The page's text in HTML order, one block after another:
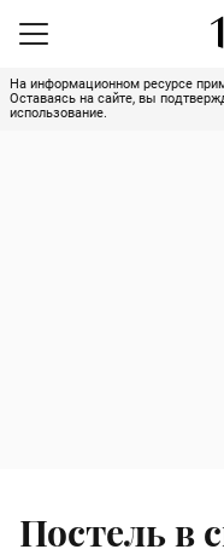
На информационном ресурсе
Оставаясь на сайте, вы
использование.
Постель в